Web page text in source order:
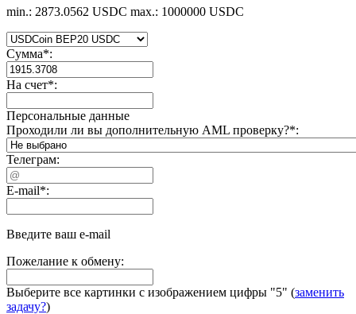
min.: 2873.0562 USDC max.: 1000000 USDC
Сумма*:
На счет*:
Персональные данные
Проходили ли вы дополнительную AML проверку?*:
Телеграм:
E-mail*:
Введите ваш e-mail
Пожелание к обмену:
Выберите все картинки с изображением цифры "5" (заменить
задачу?)